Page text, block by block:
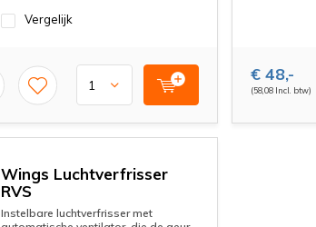
Vergelijk
€ 48,-
(58,08 Incl. btw)
Wings Luchtverfrisser
RVS
Instelbare luchtverfrisser met